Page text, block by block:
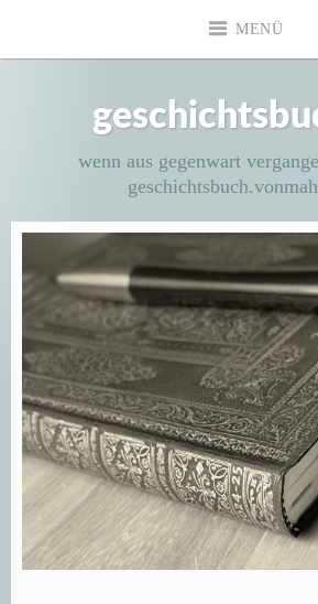
MENÜ
wenn aus gegenwart